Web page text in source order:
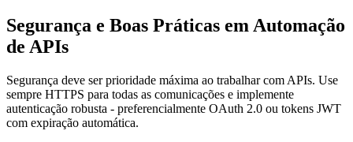
Segurança e Boas Práticas em Automação
de APIs
Segurança deve ser prioridade máxima ao trabalhar com APIs. Use
sempre HTTPS para todas as comunicações e implemente
autenticação robusta - preferencialmente OAuth 2.0 ou tokens JWT
com expiração automática.